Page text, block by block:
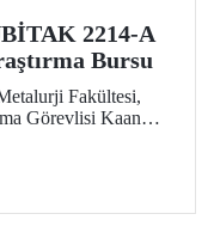
2214-A
Bursu
Fakültesi,
Görevlisi Kaan
hak kazandı.